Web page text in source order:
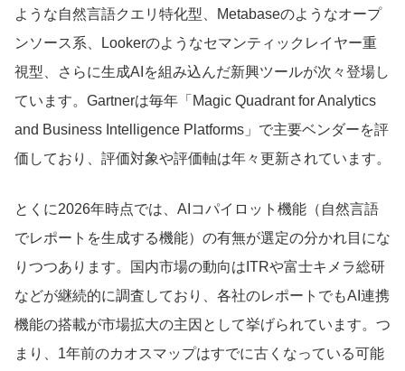
ような自然言語クエリ特化型、Metabaseのようなオープ
ンソース系、Lookerのようなセマンティックレイヤー重
視型、さらに生成AIを組み込んだ新興ツールが次々登場し
ています。Gartnerは毎年「Magic Quadrant for Analytics
and Business Intelligence Platforms」で主要ベンダーを評
価しており、評価対象や評価軸は年々更新されています。
とくに2026年時点では、AIコパイロット機能（自然言語
でレポートを生成する機能）の有無が選定の分かれ目にな
りつつあります。国内市場の動向はITRや富士キメラ総研
などが継続的に調査しており、各社のレポートでもAI連携
機能の搭載が市場拡大の主因として挙げられています。つ
まり、1年前のカオスマップはすでに古くなっている可能